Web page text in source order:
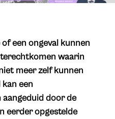
een ongeval kunnen
waarin
meer zelf kunnen
een
door de
eerder opgestelde